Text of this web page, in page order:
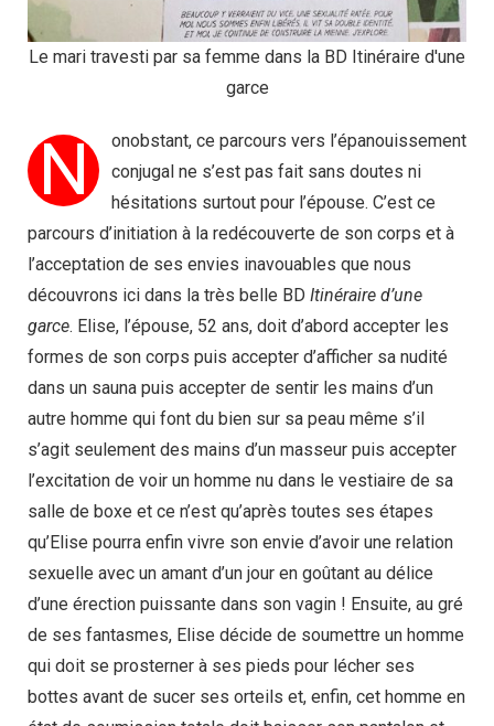
Le mari travesti par sa femme dans la BD Itinéraire d'une
garce
N
onobstant, ce parcours vers l’épanouissement
conjugal ne s’est pas fait sans doutes ni
hésitations surtout pour l’épouse. C’est ce
parcours d’initiation à la redécouverte de son corps et à
l’acceptation de ses envies inavouables que nous
découvrons ici dans la très belle BD Itinéraire d’une
garce. Elise, l’épouse, 52 ans, doit d’abord accepter les
formes de son corps puis accepter d’afficher sa nudité
dans un sauna puis accepter de sentir les mains d’un
autre homme qui font du bien sur sa peau même s’il
s’agit seulement des mains d’un masseur puis accepter
l’excitation de voir un homme nu dans le vestiaire de sa
salle de boxe et ce n’est qu’après toutes ses étapes
qu’Elise pourra enfin vivre son envie d’avoir une relation
sexuelle avec un amant d’un jour en goûtant au délice
d’une érection puissante dans son vagin ! Ensuite, au gré
de ses fantasmes, Elise décide de soumettre un homme
qui doit se prosterner à ses pieds pour lécher ses
bottes avant de sucer ses orteils et, enfin, cet homme en